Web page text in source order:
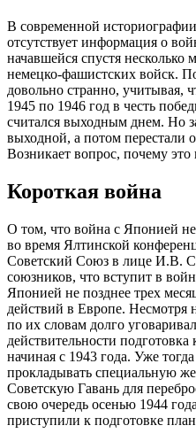
В современной
отсутствует информация о
начавшейся спустя несколько
немецко-фашистских войск.
довольно странно, учитывая,
1945 по 1946 год в честь
считался выходным днем. Но
выходной, а потом перестали
Возникает вопрос, почему
Короткая война
О том, что война с Японией
во время Ялтинской
Советский Союз в лице И.В.
союзников, что вступит в
Японией не позднее трех
действий в Европе. Несмотря
по их словам долго
действительности
начиная с 1943 года. Уже
прокладывать специальную
Советскую Гавань для
свою очередь осенью 1944
приступили к подготовке